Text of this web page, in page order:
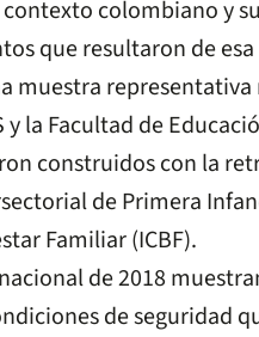
colombiano y
que resultaron de
muestra representativa
la Facultad de
construidos con la
de Primera
Familiar (ICBF).
de 2018
de seguridad